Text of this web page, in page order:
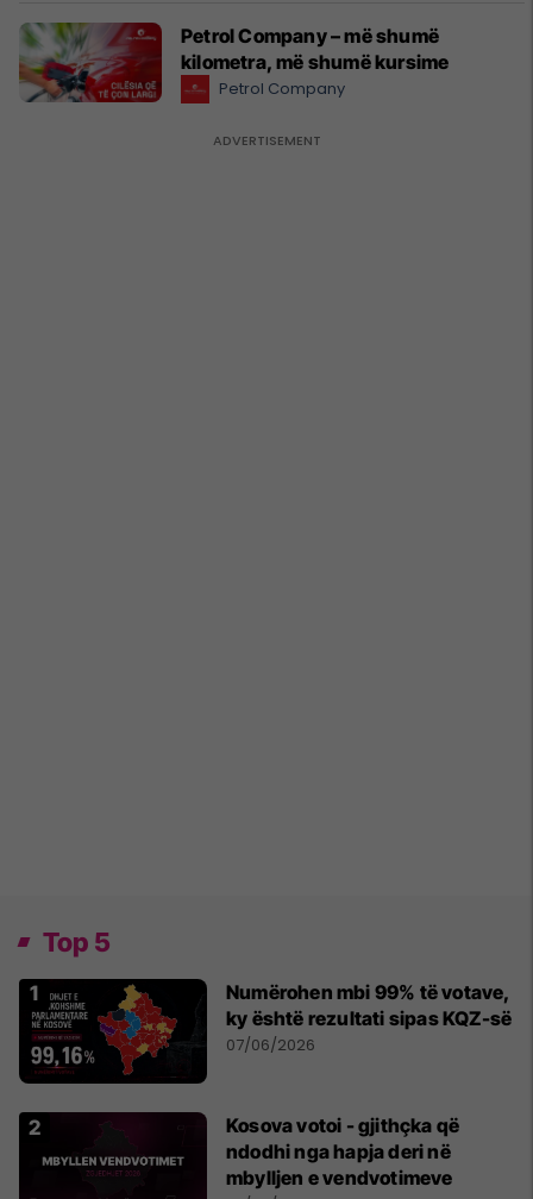
Petrol Company – më shumë
kilometra, më shumë kursime
Petrol Company
Top 5
Numërohen mbi 99% të votave,
ky është rezultati sipas KQZ-së
07/06/2026
Kosova votoi - gjithçka që
ndodhi nga hapja deri në
mbylljen e vendvotimeve